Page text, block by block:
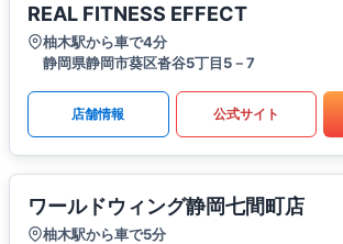
REAL FITNESS EFFECT
柚木駅から車で4分
静岡県静岡市葵区沓谷5丁目5－7
店舗情報 公式サイト
ワールドウィング静岡七間町店
柚木駅から車で5分